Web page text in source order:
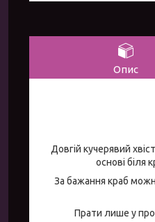
Опис
Довгій кучерявий
основі біля
За бажання краб
Прати лише у